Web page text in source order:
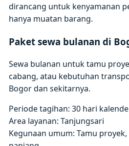
dirancang untuk kenyamanan
hanya muatan barang.
Paket sewa bulanan di
Sewa bulanan untuk tamu
cabang, atau kebutuhan
Bogor dan sekitarnya.
Periode tagihan: 30 hari
Area layanan: Tanjungsari
Kegunaan umum: Tamu